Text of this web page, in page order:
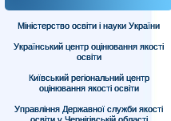
Міністерство освіти і науки України
Український центр оцінювання якості
освіти
Київський регіональний центр
оцінювання якості освіти
Управління Державної служби якості